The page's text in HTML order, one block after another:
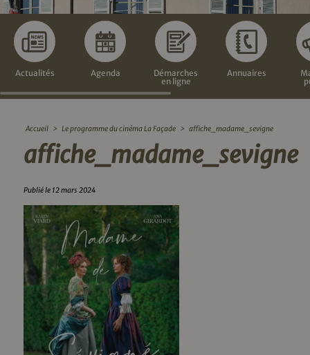
Actualités Agenda
Démarches
en ligne
Annuaires
Accueil > Le programme du cinéma La Façade > affiche_madame_sevigne
affiche_madame_sevigne
Publié le 12 mars 2024